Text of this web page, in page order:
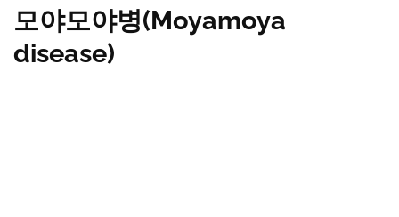
모야모야병(Moyamoya
disease)